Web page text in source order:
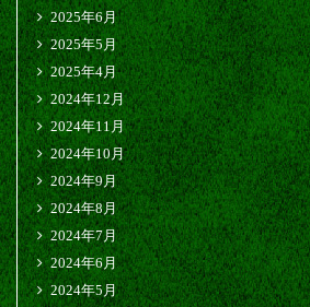
2025年6月
2025年5月
2025年4月
2024年12月
2024年11月
2024年10月
2024年9月
2024年8月
2024年7月
2024年6月
2024年5月